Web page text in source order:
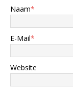
Naam*
E-Mail*
Website